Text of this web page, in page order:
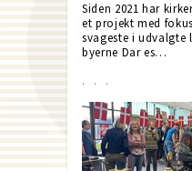
Siden 2021 har
et projekt med
svageste i udvalgte
byerne Dar es…